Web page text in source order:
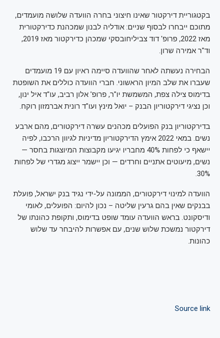
בקטגוריית דירקטור שאינו חיצוני בחרה הוועדה שלושה מועמדים,
מתוכם ייבחרו לבסוף שניים: אודליה לבנון שמכהנת כדירקטורית
מאז 2022, פרופ' דוד צביליחובסקי שמכהן כדירקטור מאז 2019,
וד"ר אמירה שרון.
הבחירה נעשתה לאחר שהוועדה סיימה ראיון עם 19 מועמדים
שעברו את שלב המיון הראשוני. חברי הוועדה כוללים את השופטת
בדימוס צילה צפת, המשמשת יו"ר, פרופ' אלון רביב, עו"ד איל ינון,
וכן נציגי דירקטוריון הבנק – יואל מינץ ועו"ד רונית אברמזון רוקח.
בדירקטוריון בנק הפועלים מכהנים עשרה דירקטורים, מהם ארבע
נשים. במאי 2022 אימץ הדירקטוריון מדיניות לגיוון הרכבו, לפיה
יישאף כי לפחות 40% מחבריו יגיעו מקבוצות המיוצגות בחסר —
נשים, מיעוטים אתניים וחרדים — וכן יישמר ייצוג מגדרי של לפחות
30%.
הוועדה למינוי דירקטורים, הממונה על-ידי נגיד בנק ישראל, פועלת
בבנקים שאין בהם גרעין שליטה – נכון להיום: הפועלים, לאומי
ודיסקונט. בראש הוועדה עומד שופט בדימוס, ותקופת כהונתו של
דירקטור נמשכת שלוש שנים, עם אפשרות להיבחר עד שלוש
כהונות.
Source link